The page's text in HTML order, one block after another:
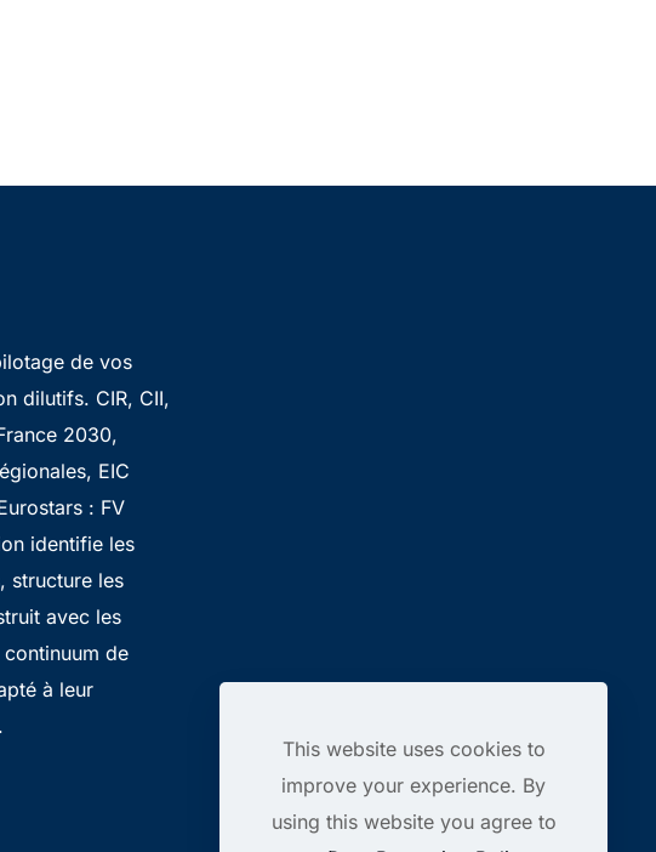
de vos
dilutifs. CIR, CII,
2030,
EIC
: FV
identifie les
structure les
avec les
de
à leur
This website uses cookies to
improve your experience. By
using this website you agree to